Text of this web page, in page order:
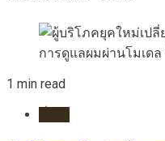
1 min read